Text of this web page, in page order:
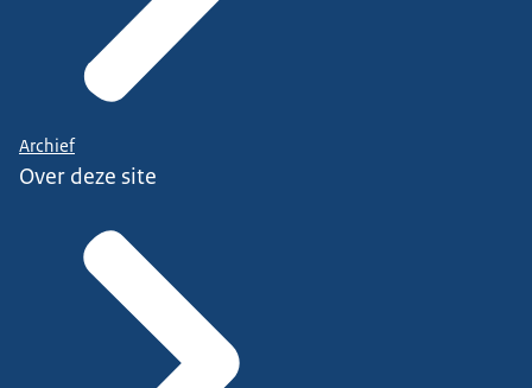
Archief
Over deze site